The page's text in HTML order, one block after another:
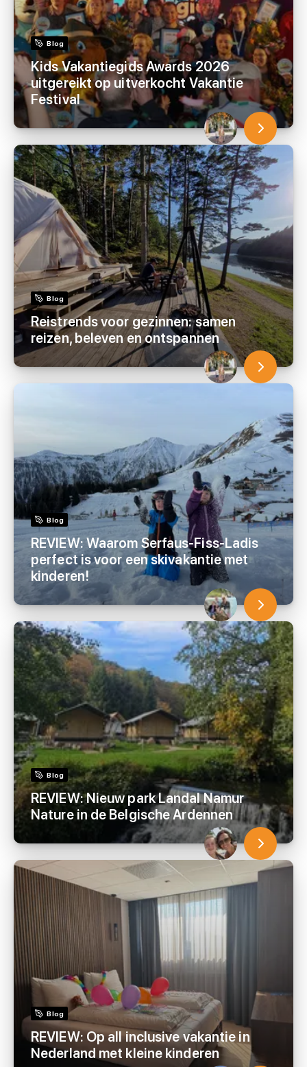
Blog
Kids Vakantiegids Awards 2026
uitgereikt op uitverkocht Vakantie
Festival
Blog
Reistrends voor gezinnen: samen
reizen, beleven en ontspannen
Blog
REVIEW: Waarom Serfaus-Fiss-Ladis
perfect is voor een skivakantie met
kinderen!
Blog
REVIEW: Nieuw park Landal Namur
Nature in de Belgische Ardennen
Blog
REVIEW: Op all inclusive vakantie in
Nederland met kleine kinderen